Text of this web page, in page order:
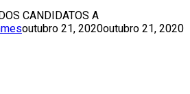
CANDIDATOS A
outubro 21, 2020outubro 21, 2020